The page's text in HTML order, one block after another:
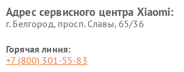
Адрес сервисного центра Xiaomi:
г. Белгород, просп. Славы, 65/36
Горячая линия:
+7 (800) 301-55-83